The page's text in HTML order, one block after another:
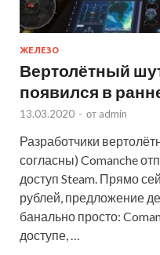
ЖЕЛЕЗО
Вертолётный
появился в
13.03.2020 - от admin
Разработчики
согласны) Comanche
доступ Steam. Прямо
рублей, предложение
банально просто:
доступе, …